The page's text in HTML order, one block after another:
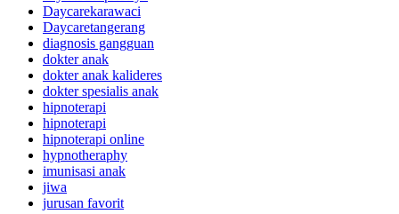
Daycarekarawaci
Daycaretangerang
diagnosis gangguan
dokter anak
dokter anak kalideres
dokter spesialis anak
hipnoterapi
hipnoterapi
hipnoterapi online
hypnotheraphy
imunisasi anak
jiwa
jurusan favorit